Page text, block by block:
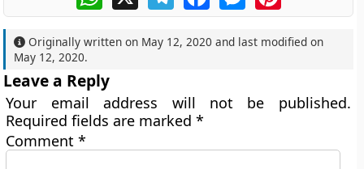
Originally written on May 12, 2020 and last modified on
May 12, 2020.
Leave a Reply
Your email address will not be published.
Required fields are marked*
Comment*